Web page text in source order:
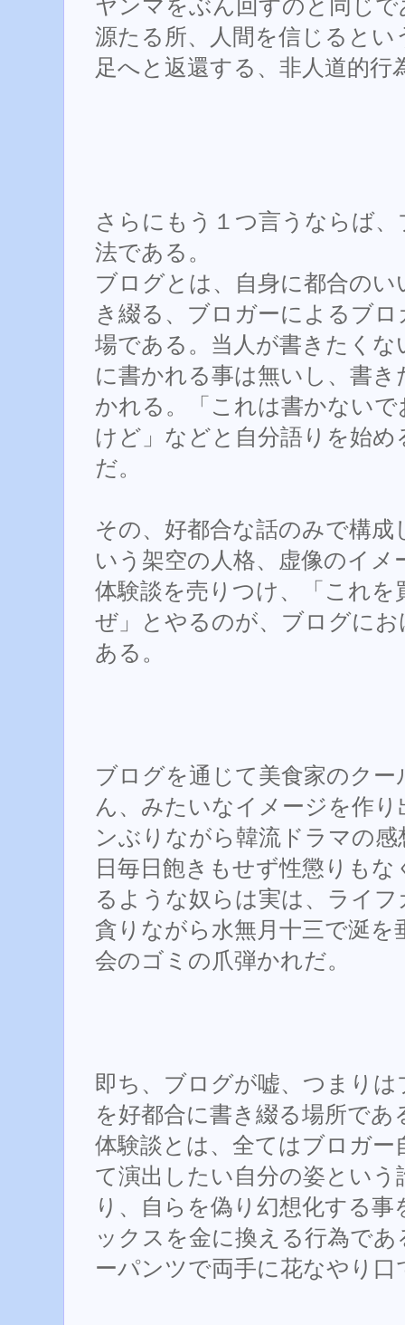
ヤンマをぶん回すのと同じ
源たる所、人間を信じるとい
足へと返還する、非人道的行
さらにもう１つ言うならば
法である。
ブログとは、自身に都合の
き綴る、ブロガーによるブ
場である。当人が書きたく
に書かれる事は無いし、書
かれる。「これは書かない
けど」などと自分語りを始
だ。
その、好都合な話のみで構
いう架空の人格、虚像のイ
体験談を売りつけ、「これ
ぜ」とやるのが、ブログに
ある。
ブログを通じて美食家のク
ん、みたいなイメージを作
ンぶりながら韓流ドラマの
日毎日飽きもせず性懲りも
るような奴らは実は、ライ
貪りながら水無月十三で涎
会のゴミの爪弾かれだ。
即ち、ブログが嘘、つまり
を好都合に書き綴る場所で
体験談とは、全てはブロガ
て演出したい自分の姿とい
り、自らを偽り幻想化する
ックスを金に換える行為で
ーパンツで両手に花なやり